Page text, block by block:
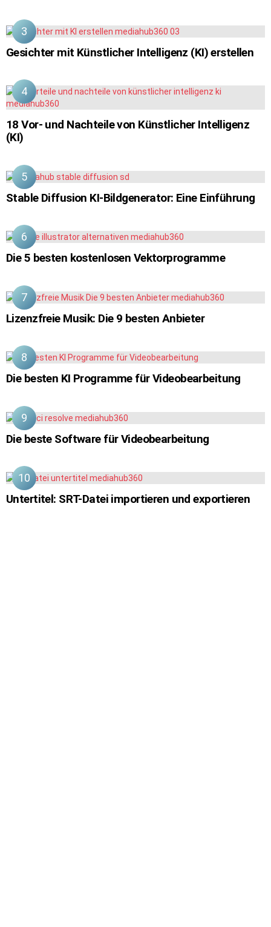
Gesichter mit Künstlicher Intelligenz (KI) erstellen
18 Vor- und Nachteile von Künstlicher Intelligenz
(KI)
Stable Diffusion KI-Bildgenerator: Eine Einführung
Die 5 besten kostenlosen Vektorprogramme
Lizenzfreie Musik: Die 9 besten Anbieter
Die besten KI Programme für Videobearbeitung
Die beste Software für Videobearbeitung
Untertitel: SRT-Datei importieren und exportieren